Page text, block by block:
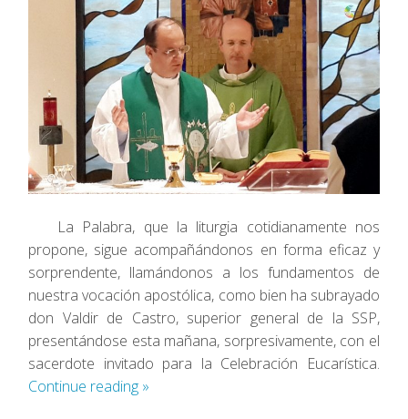
La Palabra, que la liturgia cotidianamente nos
propone, sigue acompañándonos en forma eficaz y
sorprendente, llamándonos a los fundamentos de
nuestra vocación apostólica, como bien ha subrayado
don Valdir de Castro, superior general de la SSP,
presentándose esta mañana, sorpresivamente, con el
sacerdote invitado para la Celebración Eucarística.
Continue reading »